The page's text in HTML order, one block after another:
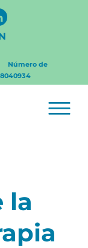
Número de
la